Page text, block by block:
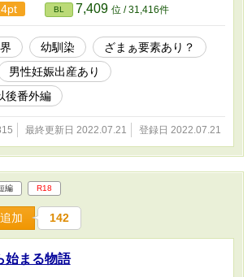
52655432 BL 7,409 位 / 31,416件
幼馴染
ざまぁ要素あり？
男性妊娠出産あり
後番外編
最終更新日 2022.07.21 登録日 2022.07.21
編 R18
加 142
始まる物語